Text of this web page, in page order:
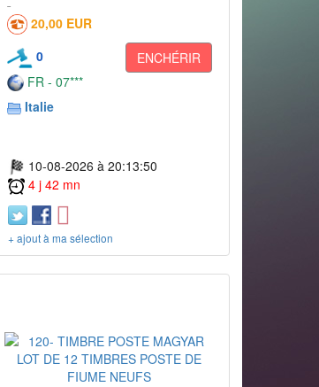
20,00 EUR
0
ENCHÉRIR
FR - 07***
Italie
10-08-2026 à 20:13:50
4 j 42 mn
+ ajout à ma sélection